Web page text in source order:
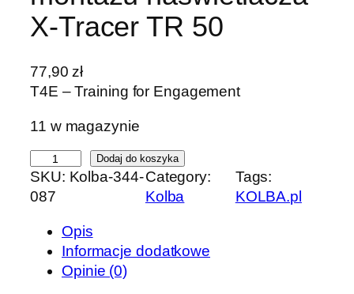
X-Tracer TR 50
77,90zł
T4E – Training for Engagement
11 w magazynie
l
o
Dodaj do koszyka
SKU: Kolba-344-
087
Category:
Kolba
Tags:
KOLBA.pl
Opis
Informacje dodatkowe
Opinie (0)